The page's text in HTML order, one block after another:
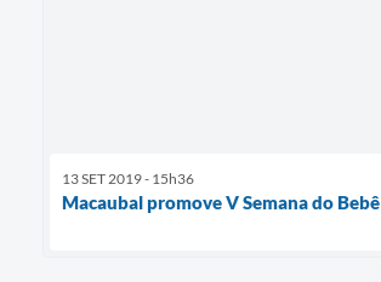
13 SET 2019 - 15h36
Macaubal promove V Semana do Bebê